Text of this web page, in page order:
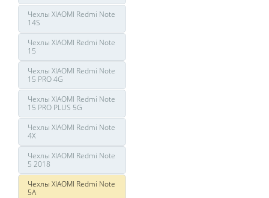
Чехлы XIAOMI Redmi Note
14S
Чехлы XIAOMI Redmi Note
15
Чехлы XIAOMI Redmi Note
15 PRO 4G
Чехлы XIAOMI Redmi Note
15 PRO PLUS 5G
Чехлы XIAOMI Redmi Note
4X
Чехлы XIAOMI Redmi Note
5 2018
Чехлы XIAOMI Redmi Note
5A